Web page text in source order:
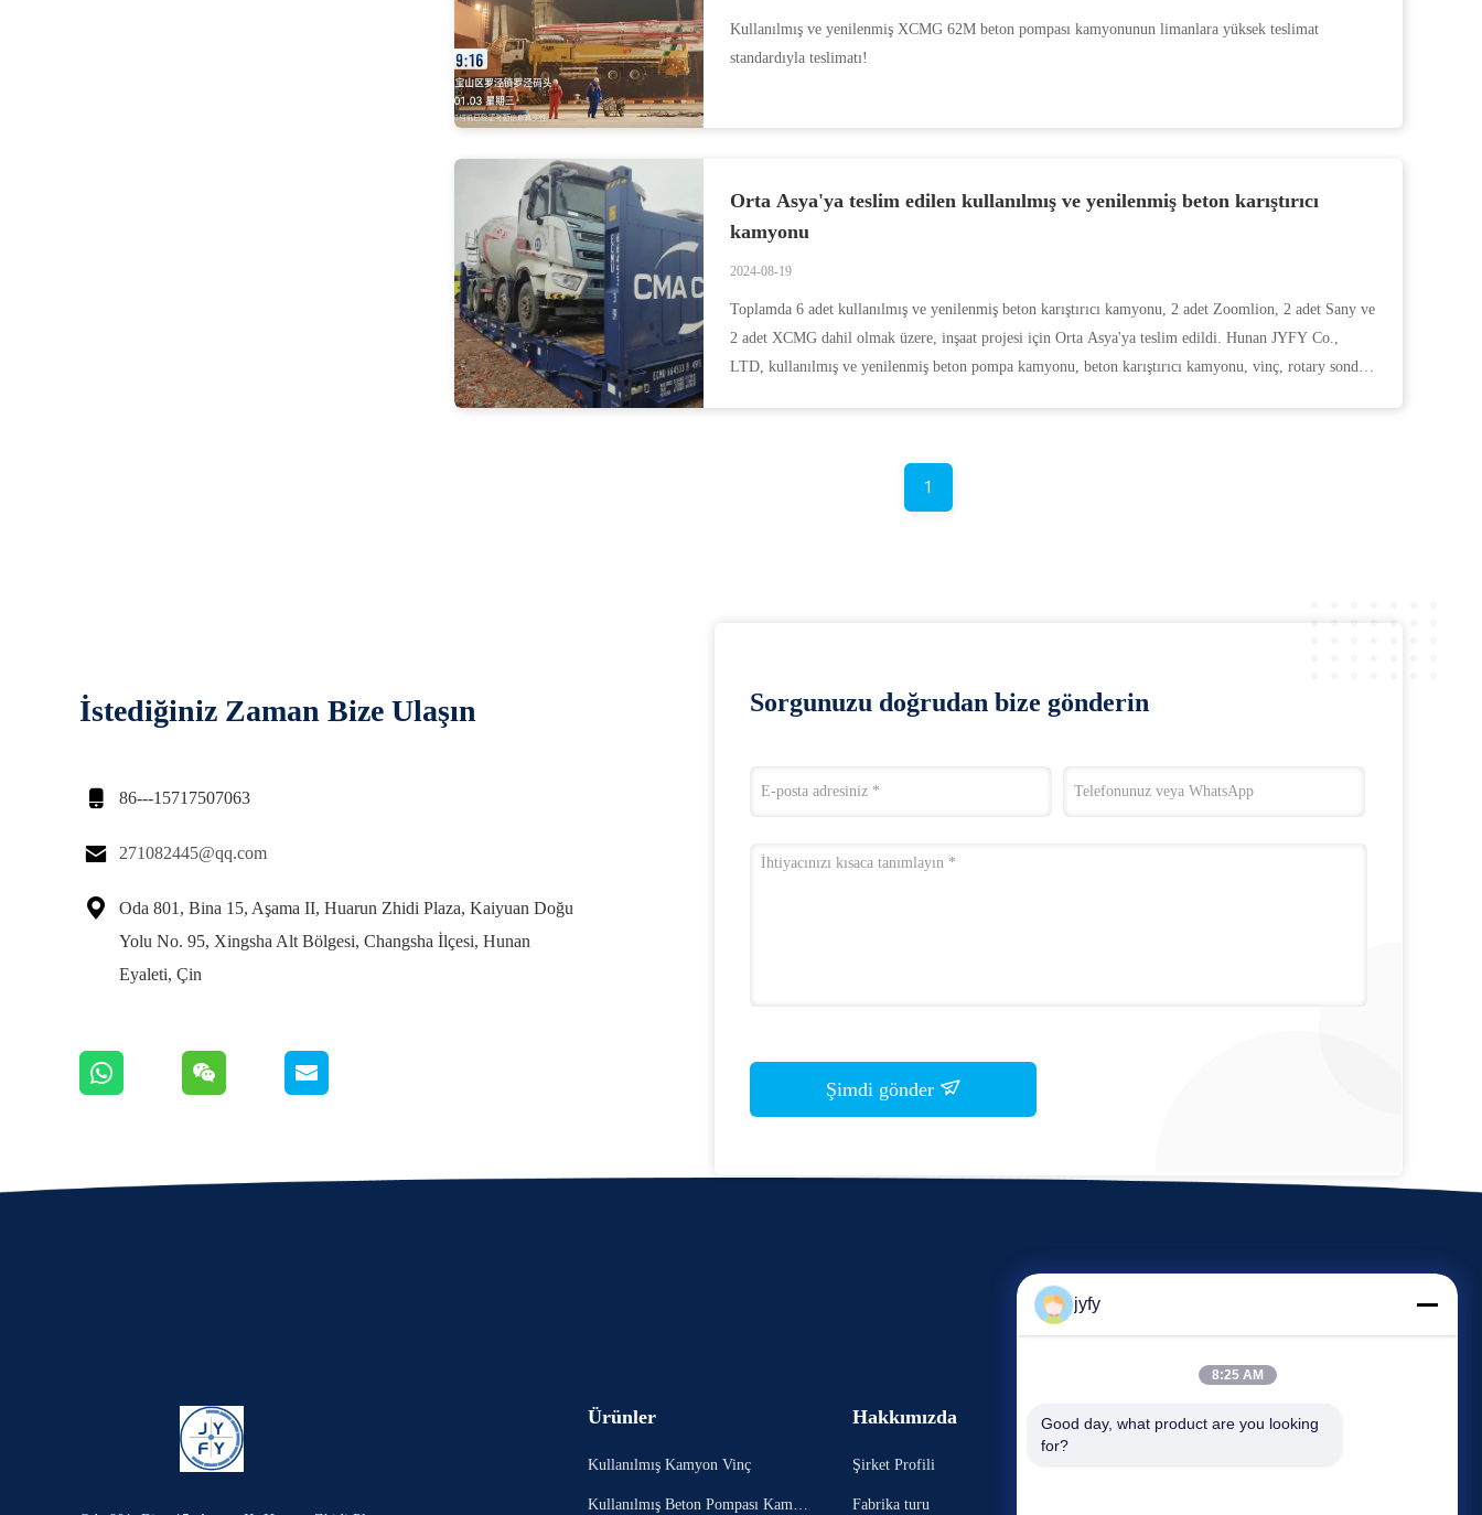
Kullanılmış ve yenilenmiş XCMG 62M beton pompası kamyonunun limanlara yüksek teslimat
standardıyla teslimatı!
Orta Asya'ya teslim edilen kullanılmış ve yenilenmiş beton karıştırıcı
kamyonu
2024-08-19
Toplamda 6 adet kullanılmış ve yenilenmiş beton karıştırıcı kamyonu, 2 adet Zoomlion, 2 adet Sany ve
2 adet XCMG dahil olmak üzere, inşaat projesi için Orta Asya'ya teslim edildi. Hunan JYFY Co.,
LTD, kullanılmış ve yenilenmiş beton pompa kamyonu, beton karıştırıcı kamyonu, vinç, rotary sondaj
1
İstediğiniz Zaman Bize Ulaşın
 86---15717507063
 271082445@qq.com

Oda 801, Bina 15, Aşama II, Huarun Zhidi Plaza, Kaiyuan Doğu
Yolu No. 95, Xingsha Alt Bölgesi, Changsha İlçesi, Hunan
Eyaleti, Çin
Sorgunuzu doğrudan bize gönderin
Şimdi gönder
Ürünler
Kullanılmış Kamyon Vinç
Kullanılmış Beton Pompası Kamyo
Hakkımızda
Şirket Profili
Fabrika turu
Etkinlikler
Rica etmek Alıntı
jyfy
8:25 AM
Good day, what product are you looking
for?